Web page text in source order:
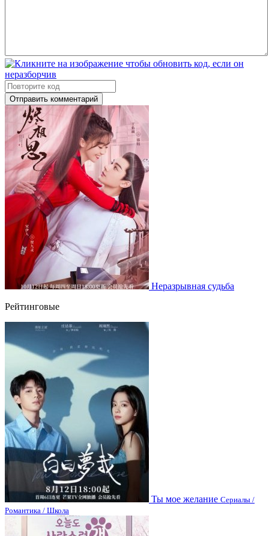
Отправить комментарий
Неразрывная судьба
Рейтинговые
Ты мое желание Сериалы /
Романтика / Школа